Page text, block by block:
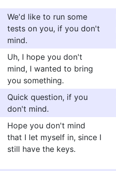
We'd like to run some
tests on you, if you don't
mind.
Uh, I hope you don't
mind, I wanted to bring
you something.
Quick question, if you
don't mind.
Hope you don't mind
that I let myself in, since I
still have the keys.